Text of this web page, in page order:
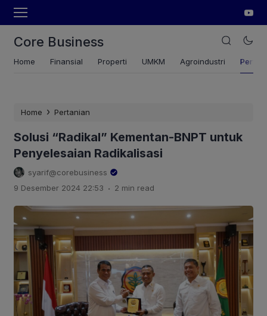
Core Business
Home Finansial Properti UMKM Agroindustri
Home › Pertanian
Solusi “Radikal” Kementan-BNPT untuk
Penyelesaian Radikalisasi
syarif@corebusiness
9 Desember 2024 22:53 . 2 min read